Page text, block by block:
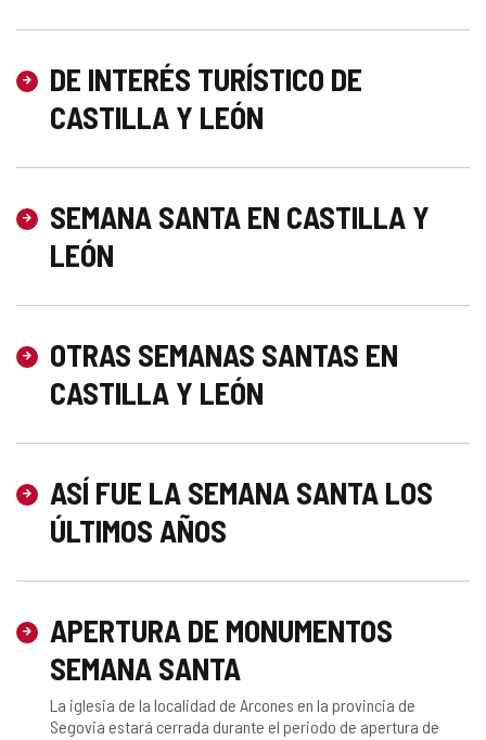
DE INTERÉS TURÍSTICO DE
CASTILLA Y LEÓN
SEMANA SANTA EN CASTILLA Y
LEÓN
OTRAS SEMANAS SANTAS EN
CASTILLA Y LEÓN
ASÍ FUE LA SEMANA SANTA LOS
ÚLTIMOS AÑOS
APERTURA DE MONUMENTOS
SEMANA SANTA
La iglesia de la localidad de Arcones en la provincia de
Segovia estará cerrada durante el periodo de apertura de